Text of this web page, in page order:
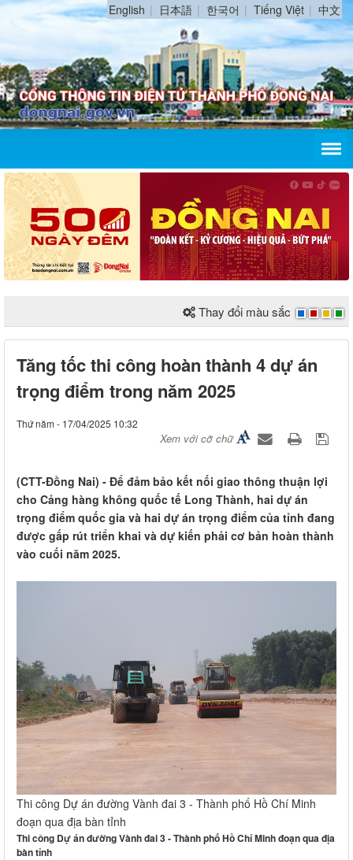
English 日本語 한국어 Tiếng Việt 中文
Thay đổi màu sắc
Tăng tốc thi công hoàn thành 4 dự án
trọng điểm trong năm 2025
Thứ năm - 17/04/2025 10:32
Xem với cỡ chữ
(CTT-Đồng Nai) - Để đảm bảo kết nối giao thông thuận lợi
cho Cảng hàng không quốc tế Long Thành, hai dự án
trọng điểm quốc gia và hai dự án trọng điểm của tỉnh đang
được gấp rút triển khai và dự kiến phải cơ bản hoàn thành
vào cuối năm 2025.
Thi công Dự án đường Vành đai 3 - Thành phố Hồ Chí Minh
đoạn qua địa bàn tỉnh
Thi công Dự án đường Vành đai 3 - Thành phố Hồ Chí Minh đoạn qua địa
bàn tỉnh